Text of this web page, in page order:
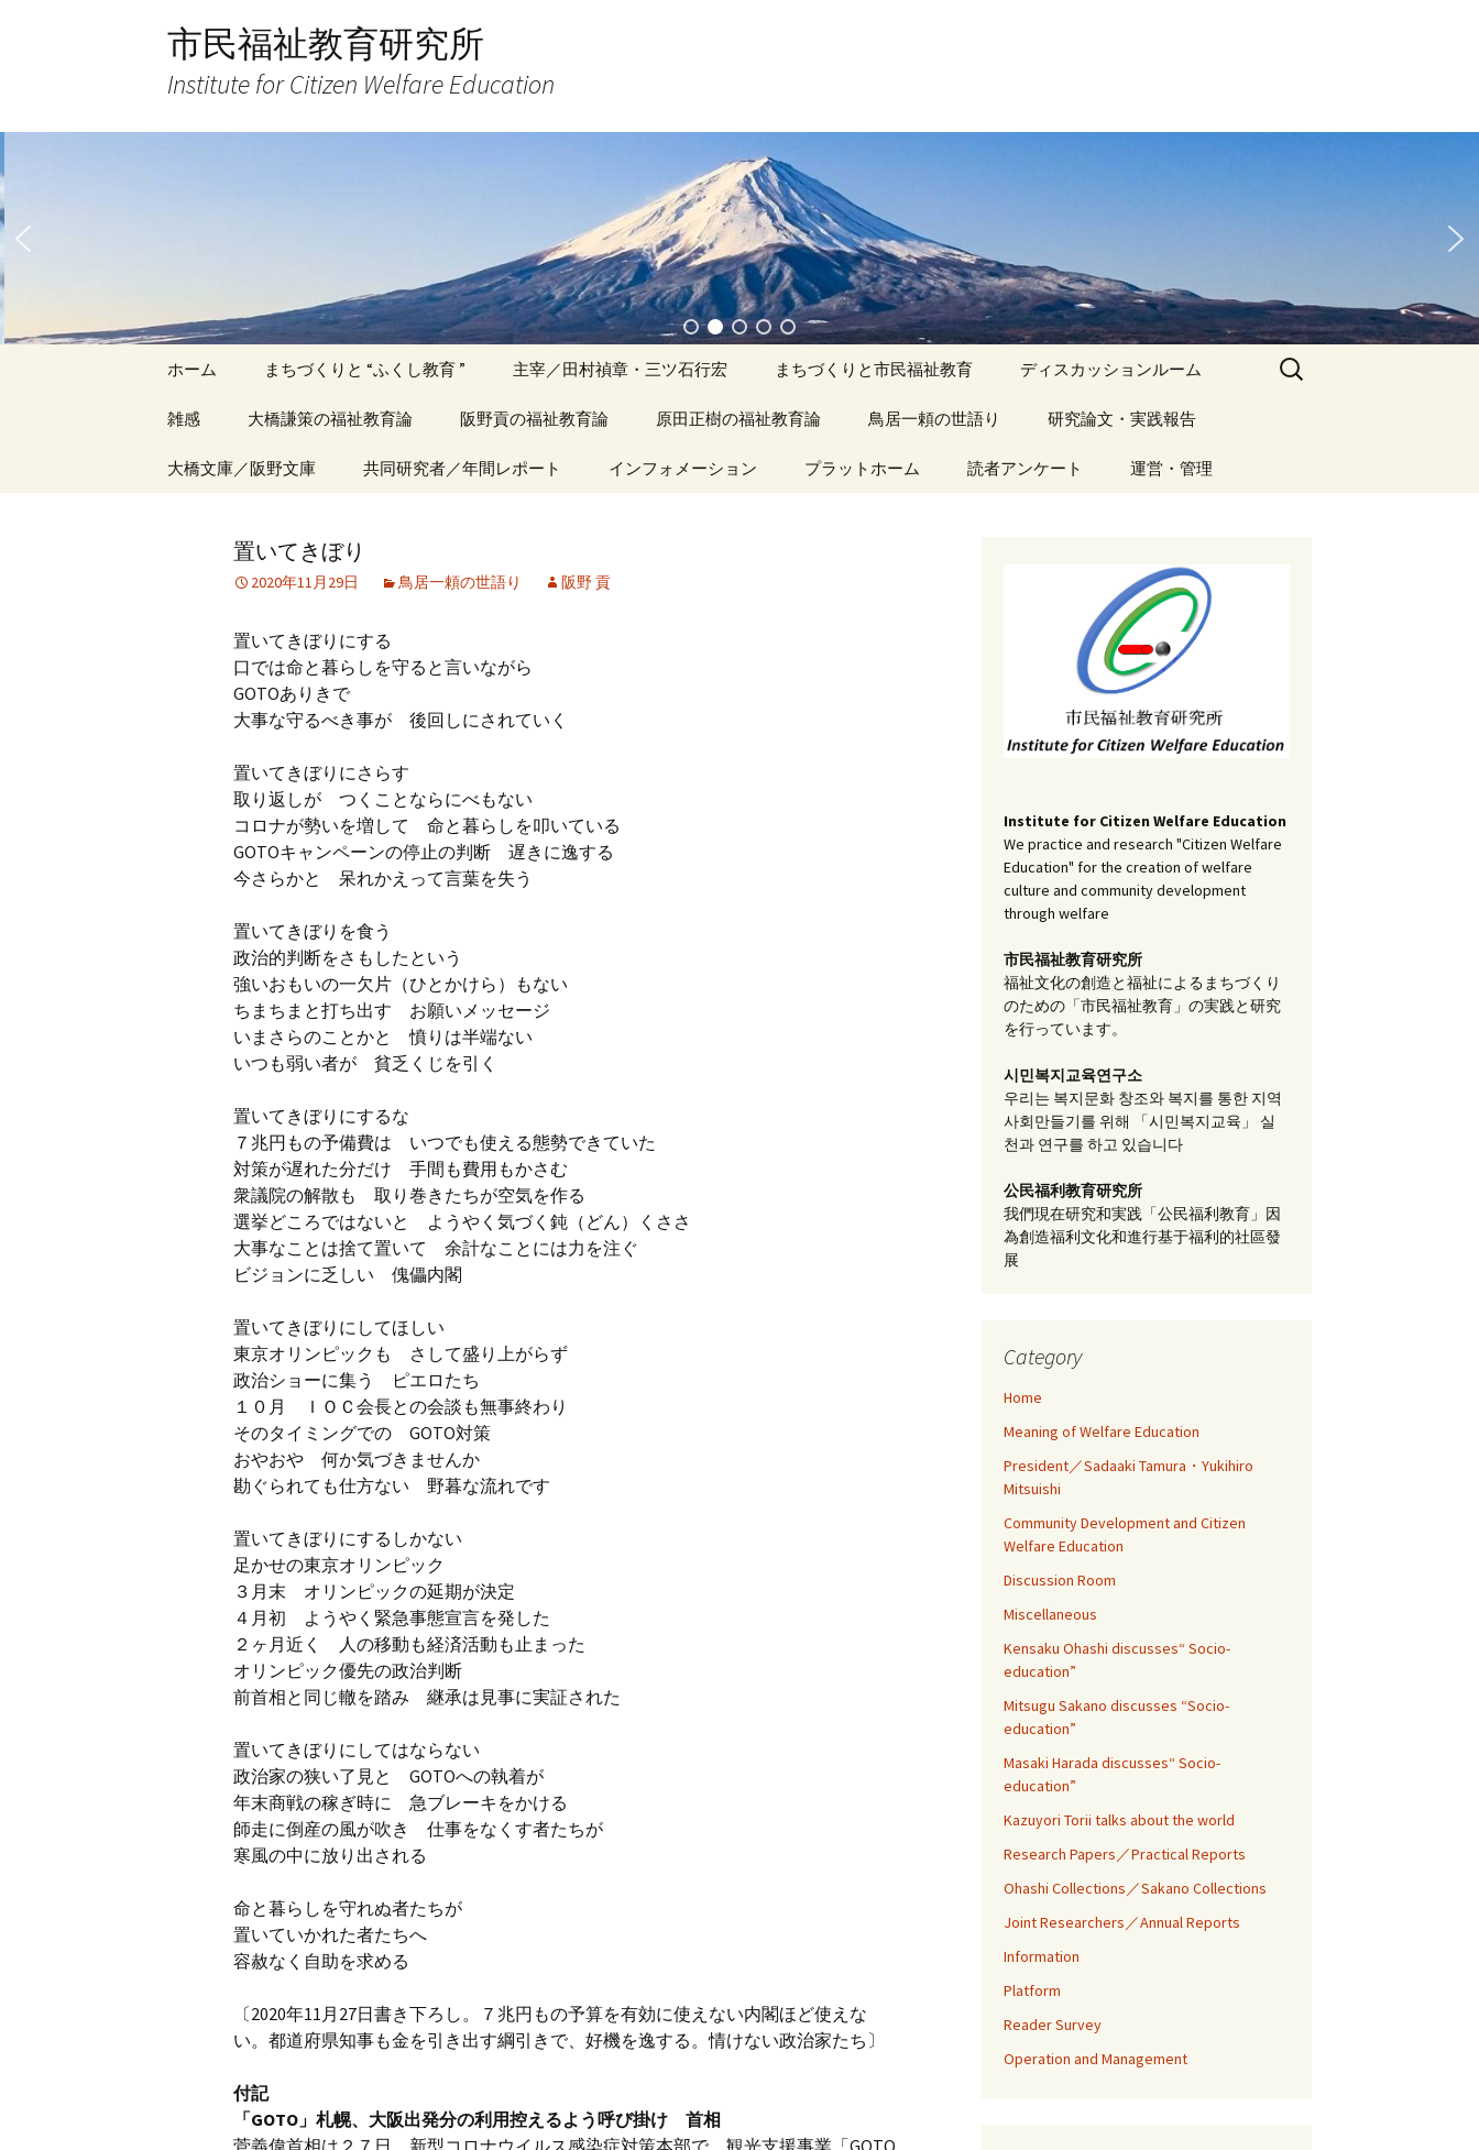
ス
キ
ッ
市民福祉教育研究所
Institute for Citizen Welfare Education
ホーム まちづくりと “ふくし教育 ” 主宰／田村禎章・三ツ石行宏 まちづくりと市民福祉教育
アーカイブ（１）
ディスカッションルーム
アーカイブ（１）
アーカイブ（４）
記事（151）～
アーカイブ（５）
記事（201）～
雑感
アーカイブ（１）
記事（51）～
アーカイブ（４）
記事（151）～
アーカイブ（５）
大橋謙策の福祉教育論
アーカイブ（１）
論文
アーカイブ（４）
講演録
アーカイブ（５）
阪野貢の福祉教育論
アーカイブ（１）
アーカイブ（４）
社会福祉セミナー
アーカイブ（５）
原田正樹の福祉教育論
アーカイブ（１）
鳥居一頼の世語り
アーカイブ（１）
研究論文・実践報告
アーカイブ（１）
アーカイブ（３）
調査報告
アーカイブ（４）
実践報告
アーカイブ（５）
コラム
大橋文庫／阪野文庫 共同研究者／年間レポート インフォメーション プラットホーム 読者アンケート 運営・管理
検
索:
置いてきぼり
2020年11月29日 鳥居一頼の世語り 阪野 貢
置いてきぼりにする
口では命と暮らしを守ると言いながら
GOTOありきで
大事な守るべき事が 後回しにされていく
置いてきぼりにさらす
取り返しが つくことならにべもない
コロナが勢いを増して 命と暮らしを叩いている
GOTOキャンペーンの停止の判断 遅きに逸する
今さらかと 呆れかえって言葉を失う
置いてきぼりを食う
政治的判断をさもしたという
強いおもいの一欠片（ひとかけら）もない
ちまちまと打ち出す お願いメッセージ
いまさらのことかと 憤りは半端ない
いつも弱い者が 貧乏くじを引く
置いてきぼりにするな
７兆円もの予備費は いつでも使える態勢できていた
対策が遅れた分だけ 手間も費用もかさむ
衆議院の解散も 取り巻きたちが空気を作る
選挙どころではないと ようやく気づく鈍（どん）くささ
大事なことは捨て置いて 余計なことには力を注ぐ
ビジョンに乏しい 傀儡内閣
置いてきぼりにしてほしい
東京オリンピックも さして盛り上がらず
政治ショーに集う ピエロたち
１０月 ＩＯＣ会長との会談も無事終わり
そのタイミングでの GOTO対策
おやおや 何か気づきませんか
勘ぐられても仕方ない 野暮な流れです
置いてきぼりにするしかない
足かせの東京オリンピック
３月末 オリンピックの延期が決定
４月初 ようやく緊急事態宣言を発した
２ヶ月近く 人の移動も経済活動も止まった
オリンピック優先の政治判断
前首相と同じ轍を踏み 継承は見事に実証された
置いてきぼりにしてはならない
政治家の狭い了見と GOTOへの執着が
年末商戦の稼ぎ時に 急ブレーキをかける
師走に倒産の風が吹き 仕事をなくす者たちが
寒風の中に放り出される
命と暮らしを守れぬ者たちが
置いていかれた者たちへ
容赦なく自助を求める
〔2020年11月27日書き下ろし。７兆円もの予算を有効に使えない内閣ほど使えな
い。都道府県知事も金を引き出す綱引きで、好機を逸する。情けない政治家たち〕
付記
「GOTO」札幌、大阪出発分の利用控えるよう呼び掛け 首相
Institute for Citizen Welfare Education
We practice and research "Citizen Welfare
Education" for the creation of welfare
culture and community development
through welfare
市民福祉教育研究所
福祉文化の創造と福祉によるまちづくり
のための「市民福祉教育」の実践と研究
を行っています。
시민복지교육연구소
우리는 복지문화 창조와 복지를 통한 지역
사회만들기를 위해 「시민복지교육」 실
천과 연구를 하고 있습니다
公民福利教育研究所
我們現在研究和実践「公民福利教育」因
為創造福利文化和進行基于福利的社區發
展
Category
Home
Meaning of Welfare Education
President／Sadaaki Tamura・Yukihiro
Mitsuishi
Community Development and Citizen
Welfare Education
Discussion Room
Miscellaneous
Kensaku Ohashi discusses“ Socio-
education”
Mitsugu Sakano discusses “Socio-
education”
Masaki Harada discusses“ Socio-
education”
Kazuyori Torii talks about the world
Research Papers／Practical Reports
Ohashi Collections／Sakano Collections
Joint Researchers／Annual Reports
Information
Platform
Reader Survey
Operation and Management